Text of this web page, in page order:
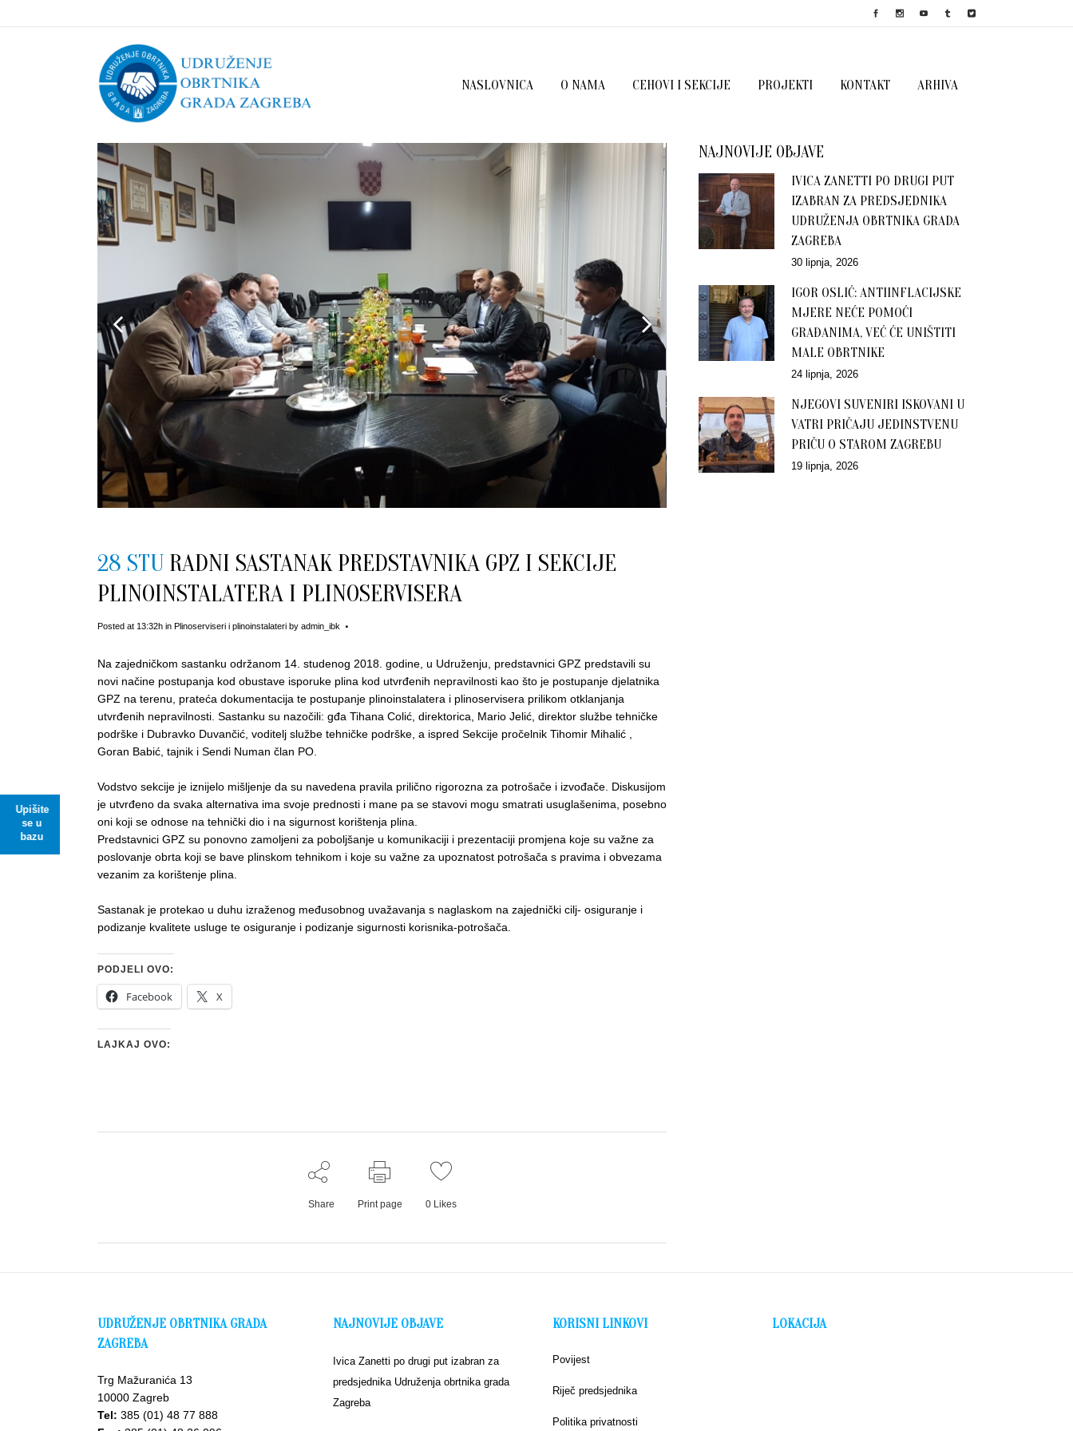
NASLOVNICA O NAMA CEHOVI I SEKCIJE PROJEKTI KONTAKT ARHIVA
Upišite
se u
bazu
28 STU RADNI SASTANAK PREDSTAVNIKA GPZ I SEKCIJE
PLINOINSTALATERA I PLINOSERVISERA
Posted at 13:32h in Plinoserviseri i plinoinstalateri by admin_ibk
Na zajedničkom sastanku održanom 14. studenog 2018. godine, u Udruženju, predstavnici GPZ predstavili su
novi načine postupanja kod obustave isporuke plina kod utvrđenih nepravilnosti kao što je postupanje djelatnika
GPZ na terenu, prateća dokumentacija te postupanje plinoinstalatera i plinoservisera prilikom otklanjanja
utvrđenih nepravilnosti. Sastanku su nazočili: gđa Tihana Colić, direktorica, Mario Jelić, direktor službe tehničke
podrške i Dubravko Duvančić, voditelj službe tehničke podrške, a ispred Sekcije pročelnik Tihomir Mihalić ,
Goran Babić, tajnik i Sendi Numan član PO.
Vodstvo sekcije je iznijelo mišljenje da su navedena pravila prilično rigorozna za potrošače i izvođače. Diskusijom
je utvrđeno da svaka alternativa ima svoje prednosti i mane pa se stavovi mogu smatrati usuglašenima, posebno
oni koji se odnose na tehnički dio i na sigurnost korištenja plina.
Predstavnici GPZ su ponovno zamoljeni za poboljšanje u komunikaciji i prezentaciji promjena koje su važne za
poslovanje obrta koji se bave plinskom tehnikom i koje su važne za upoznatost potrošača s pravima i obvezama
vezanim za korištenje plina.
Sastanak je protekao u duhu izraženog međusobnog uvažavanja s naglaskom na zajednički cilj- osiguranje i
podizanje kvalitete usluge te osiguranje i podizanje sigurnosti korisnika-potrošača.
PODJELI OVO:
Facebook X
LAJKAJ OVO:
Share Print page 0Likes
NAJNOVIJE OBJAVE
IVICA ZANETTI PO DRUGI PUT
IZABRAN ZA PREDSJEDNIKA
UDRUŽENJA OBRTNIKA GRADA
ZAGREBA
30 lipnja, 2026
IGOR OSLIĆ: ANTIINFLACIJSKE
MJERE NEĆE POMOĆI
GRAĐANIMA, VEĆ ĆE UNIŠTITI
MALE OBRTNIKE
24 lipnja, 2026
NJEGOVI SUVENIRI ISKOVANI U
VATRI PRIČAJU JEDINSTVENU
PRIČU O STAROM ZAGREBU
19 lipnja, 2026
UDRUŽENJE OBRTNIKA GRADA
ZAGREBA
Trg Mažuranića 13
10000 Zagreb
Tel: 385 (01) 48 77 888
NAJNOVIJE OBJAVE
Ivica Zanetti po drugi put izabran za
predsjednika Udruženja obrtnika grada
Zagreba
KORISNI LINKOVI
Povijest
Riječ predsjednika
Politika privatnosti
LOKACIJA